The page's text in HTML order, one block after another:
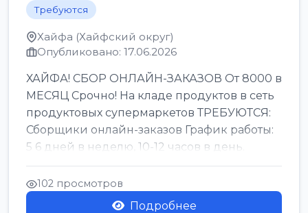
Требуются
Хайфа (Хайфский округ)
Опубликовано: 17.06.2026
ХАЙФА! СБОР ОНЛАЙН-ЗАКАЗОВ От 8000 в
МЕСЯЦ Срочно! На кладе продуктов в сеть
продуктовых супермаркетов ТРЕБУЮТСЯ:
Сборщики онлайн-заказов График работы:
5 6 дней в неделю, 10-12 часов в день.
Колле ОП...
102 просмотров
Подробнее